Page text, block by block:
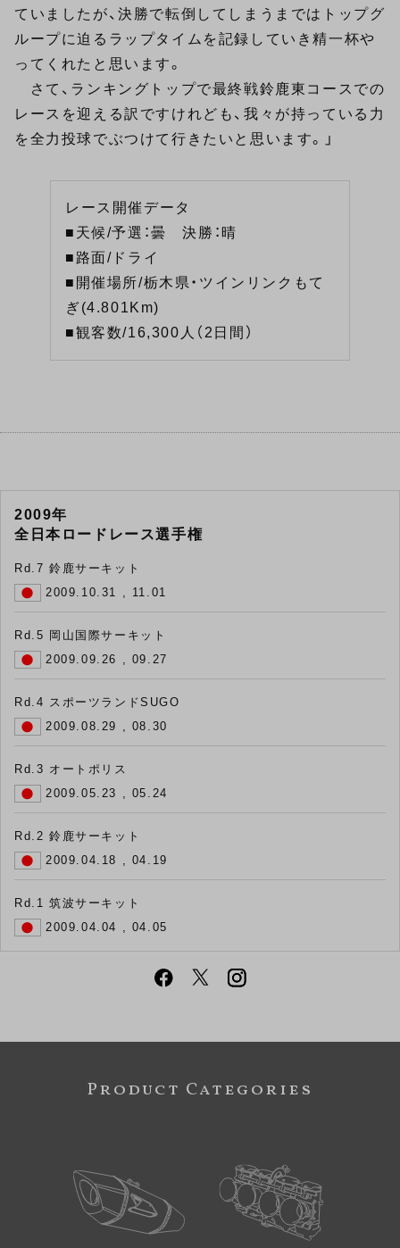
ていましたが、決勝で転倒してしまうまではトップグ
ループに迫るラップタイムを記録していき精一杯や
ってくれたと思います。
さて、ランキングトップで最終戦鈴鹿東コースでの
レースを迎える訳ですけれども、我々が持っている力
を全力投球でぶつけて行きたいと思います。」
レース開催データ
■天候/予選：曇 決勝：晴
■路面/ドライ
■開催場所/栃木県・ツインリンクもて
ぎ(4.801Km)
■観客数/16,300人（2日間）
2009年
全日本ロードレース選手権
Rd.7 鈴鹿サーキット
2009.10.31 , 11.01
Rd.5 岡山国際サーキット
2009.09.26 , 09.27
Rd.4 スポーツランドSUGO
2009.08.29 , 08.30
Rd.3 オートポリス
2009.05.23 , 05.24
Rd.2 鈴鹿サーキット
2009.04.18 , 04.19
Rd.1 筑波サーキット
2009.04.04 , 04.05
Product Categories